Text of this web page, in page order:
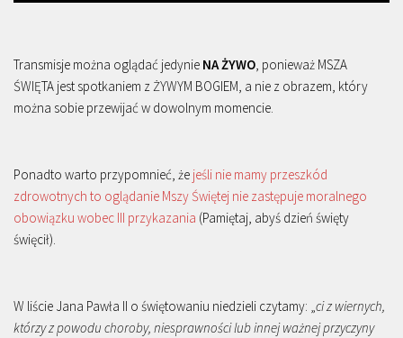
Transmisje można oglądać jedynie NA ŻYWO , ponieważ MSZA
ŚWIĘTA jest spotkaniem z ŻYWYM BOGIEM, a nie z obrazem, który
można sobie przewijać w dowolnym momencie.
Ponadto warto przypomnieć, że jeśli nie mamy przeszkód
zdrowotnych to oglądanie Mszy Świętej nie zastępuje moralnego
obowiązku wobec III przykazania (Pamiętaj, abyś dzień święty
święcił).
W liście Jana Pawła II o świętowaniu niedzieli czytamy: „ ci z wiernych,
którzy z powodu choroby, niesprawności lub innej ważnej przyczyny